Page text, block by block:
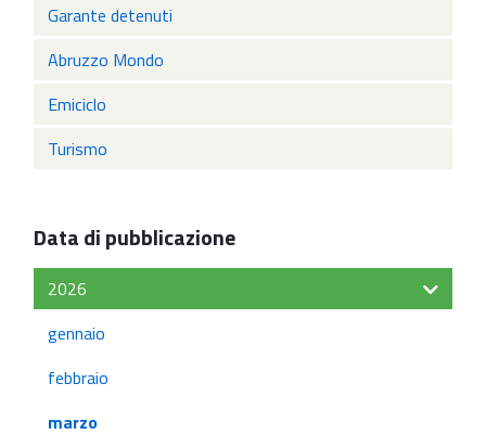
Garante detenuti
Abruzzo Mondo
Emiciclo
Turismo
Data di pubblicazione
2026
gennaio
febbraio
marzo